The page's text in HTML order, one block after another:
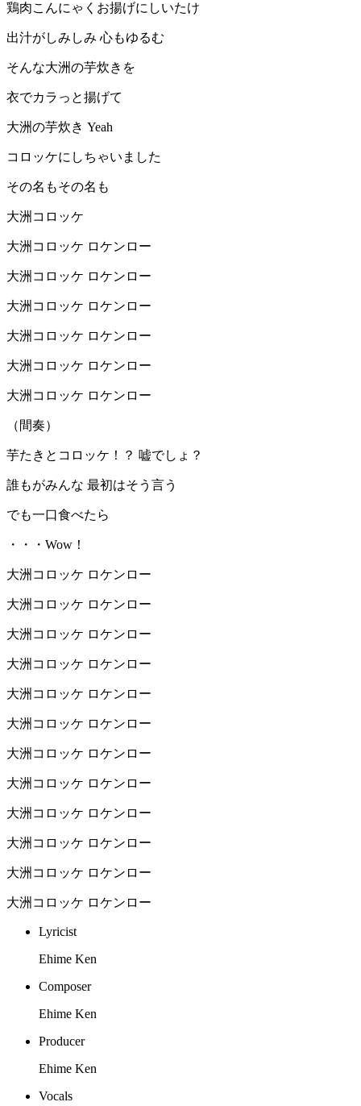
鶏肉こんにゃくお揚げにしいたけ
出汁がしみしみ 心もゆるむ
そんな大洲の芋炊きを
衣でカラっと揚げて
大洲の芋炊き Yeah
コロッケにしちゃいました
その名もその名も
大洲コロッケ
大洲コロッケ ロケンロー
大洲コロッケ ロケンロー
大洲コロッケ ロケンロー
大洲コロッケ ロケンロー
大洲コロッケ ロケンロー
大洲コロッケ ロケンロー
（間奏）
芋たきとコロッケ！？ 嘘でしょ？
誰もがみんな 最初はそう言う
でも一口食べたら
・・・Wow！
大洲コロッケ ロケンロー
大洲コロッケ ロケンロー
大洲コロッケ ロケンロー
大洲コロッケ ロケンロー
大洲コロッケ ロケンロー
大洲コロッケ ロケンロー
大洲コロッケ ロケンロー
大洲コロッケ ロケンロー
大洲コロッケ ロケンロー
大洲コロッケ ロケンロー
大洲コロッケ ロケンロー
大洲コロッケ ロケンロー
Lyricist
Ehime Ken
Composer
Ehime Ken
Producer
Ehime Ken
Vocals